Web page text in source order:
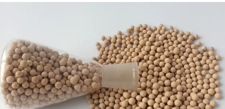
NOUVELLES
CAS